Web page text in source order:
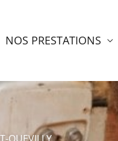
NOS PRESTATIONS